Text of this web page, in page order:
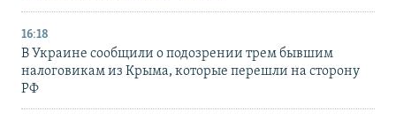
16:18
В Украине сообщили о подозрении трем бывшим
налоговикам из Крыма, которые перешли на сторону
РФ